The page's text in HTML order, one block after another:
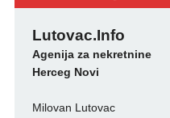
Lutovac.Info
Agenija za nekretnine
Herceg Novi
Milovan Lutovac